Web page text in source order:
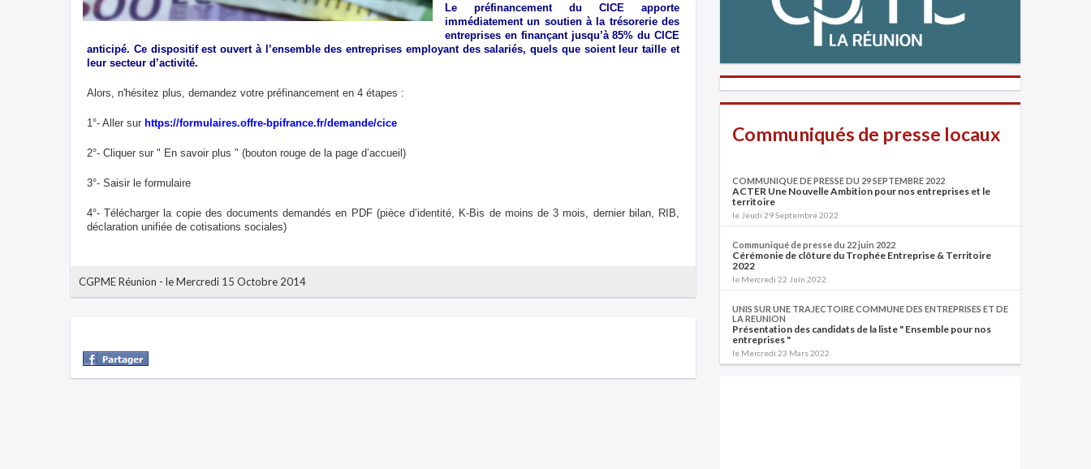
Le préfinancement du CICE apporte
immédiatement un soutien à la trésorerie des
entreprises en finançant jusqu’à 85% du CICE
anticipé. Ce dispositif est ouvert à l’ensemble des entreprises employant des salariés, quels que soient leur taille et
leur secteur d’activité.
Alors, n'hésitez plus, demandez votre préfinancement en 4 étapes :
1°- Aller sur https://formulaires.offre-bpifrance.fr/demande/cice
2°- Cliquer sur " En savoir plus " (bouton rouge de la page d’accueil)
3°- Saisir le formulaire
4°- Télécharger la copie des documents demandés en PDF (pièce d’identité, K-Bis de moins de 3 mois, dernier bilan, RIB,
déclaration unifiée de cotisations sociales)
CGPME Réunion - le Mercredi 15 Octobre 2014
Communiqués de presse locaux
COMMUNIQUE DE PRESSE DU 29 SEPTEMBRE 2022
ACTER Une Nouvelle Ambition pour nos entreprises et le
territoire
le Jeudi 29 Septembre 2022
Communiqué de presse du 22 juin 2022
Cérémonie de clôture du Trophée Entreprise & Territoire
2022
le Mercredi 22 Juin 2022
UNIS SUR UNE TRAJECTOIRE COMMUNE DES ENTREPRISES ET DE
LA REUNION
Présentation des candidats de la liste " Ensemble pour nos
entreprises "
le Mercredi 23 Mars 2022